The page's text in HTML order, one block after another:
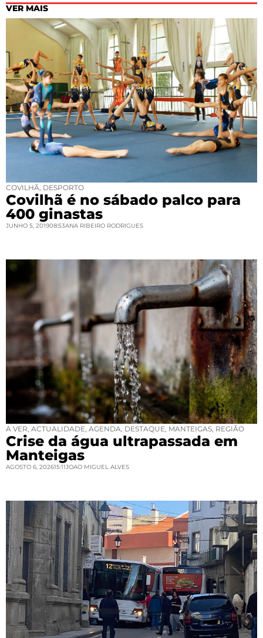
VER MAIS
COVILHÃ DESPORTO
Covilhã é no sábado palco para
400 ginastas
JUNHO 5, 201908:53ANA RIBEIRO RODRIGUES
A VER ACTUALIDADE AGENDA DESTAQUE MANTEIGAS REGIÃO
Crise da água ultrapassada em
Manteigas
AGOSTO 6, 202615:11JOAO MIGUEL ALVES